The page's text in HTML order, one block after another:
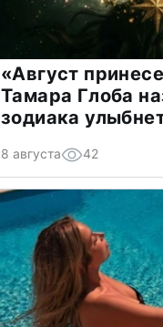
«Август
Тамара Глоба
зодиака
8 августа 42